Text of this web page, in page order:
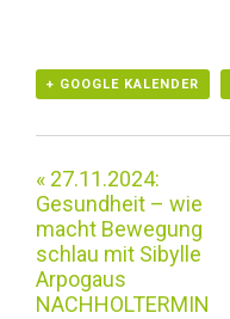
+ GOOGLE KALENDER
« 27.11.2024:
Gesundheit – wie
macht Bewegung
schlau mit Sibylle
Arpogaus
NACHHOLTERMIN